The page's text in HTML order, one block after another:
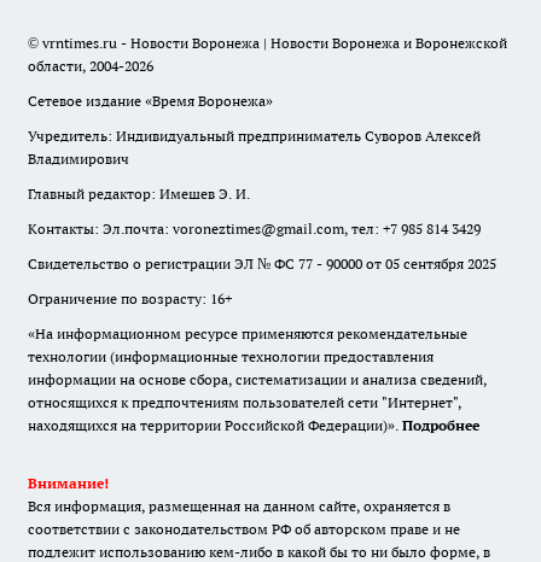
© vrntimes.ru - Новости Воронежа | Новости Воронежа и Воронежской
области, 2004-2026
Сетевое издание «Время Воронежа»
Учредитель: Индивидуальный предприниматель Суворов Алексей
Владимирович
Главный редактор: Имешев Э. И.
Контакты: Эл.почта: voroneztimes@gmail.com, тел: +7 985 814 3429
Свидетельство о регистрации ЭЛ № ФС 77 - 90000 от 05 сентября 2025
Ограничение по возрасту: 16+
«На информационном ресурсе применяются рекомендательные
технологии (информационные технологии предоставления
информации на основе сбора, систематизации и анализа сведений,
относящихся к предпочтениям пользователей сети "Интернет",
находящихся на территории Российской Федерации)». Подробнее
Внимание!
Вся информация, размещенная на данном сайте, охраняется в
соответствии с законодательством РФ об авторском праве и не
подлежит использованию кем-либо в какой бы то ни было форме, в